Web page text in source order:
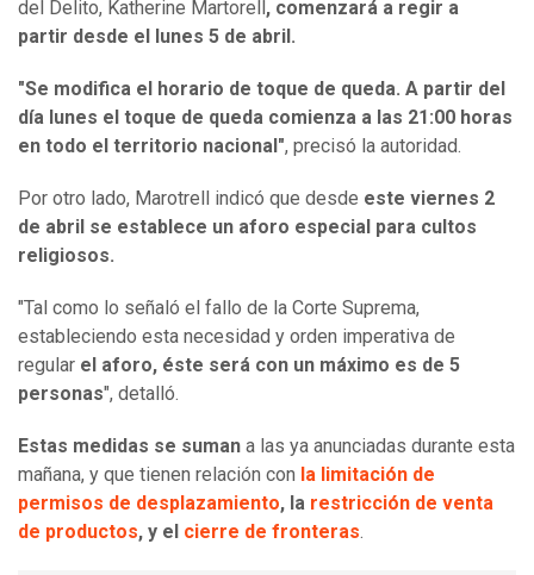
del Delito, Katherine Martorell , comenzará a regir a
partir desde el lunes 5 de abril.
"Se modifica el horario de toque de queda. A partir del
día lunes el toque de queda comienza a las 21:00 horas
en todo el territorio nacional", precisó la autoridad.
Por otro lado, Marotrell indicó que desde este viernes 2
de abril se establece un aforo especial para cultos
religiosos.
"Tal como lo señaló el fallo de la Corte Suprema,
estableciendo esta necesidad y orden imperativa de
regular el aforo, éste será con un máximo es de 5
personas", detalló.
Estas medidas se suman a las ya anunciadas durante esta
mañana, y que tienen relación con la limitación de
permisos de desplazamiento, la restricción de venta
de productos, y el cierre de fronteras.